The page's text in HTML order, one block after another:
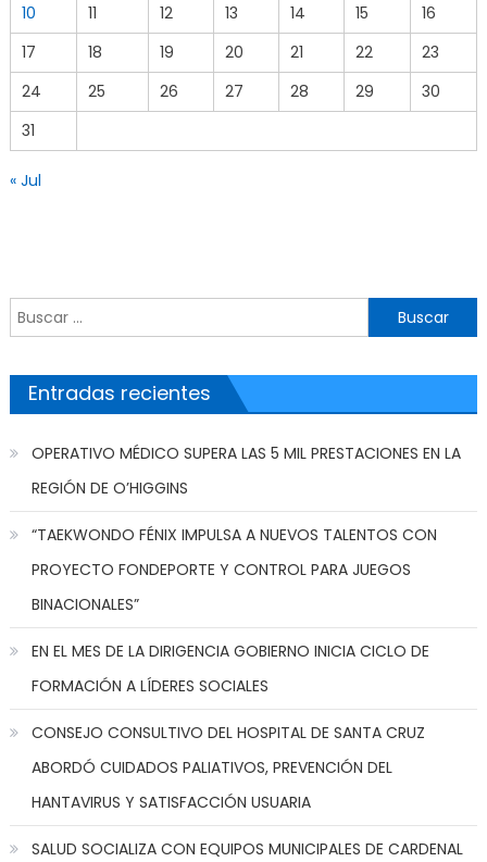
10
11 12 13 14 15
16
17
18 19 20 21 22
23
24
25 26 27 28 29
30
31
« Jul
Buscar por:
Entradas recientes
OPERATIVO MÉDICO SUPERA LAS 5 MIL PRESTACIONES EN LA
REGIÓN DE O’HIGGINS
“TAEKWONDO FÉNIX IMPULSA A NUEVOS TALENTOS CON
PROYECTO FONDEPORTE Y CONTROL PARA JUEGOS
BINACIONALES”
EN EL MES DE LA DIRIGENCIA GOBIERNO INICIA CICLO DE
FORMACIÓN A LÍDERES SOCIALES
CONSEJO CONSULTIVO DEL HOSPITAL DE SANTA CRUZ
ABORDÓ CUIDADOS PALIATIVOS, PREVENCIÓN DEL
HANTAVIRUS Y SATISFACCIÓN USUARIA
SALUD SOCIALIZA CON EQUIPOS MUNICIPALES DE CARDENAL